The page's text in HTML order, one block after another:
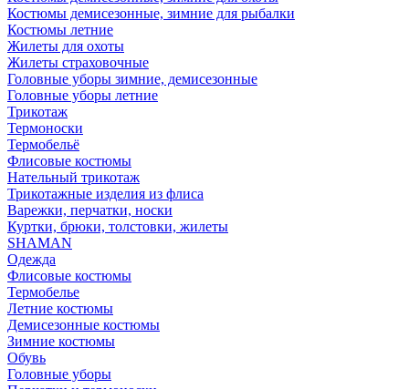
Костюмы демисезонные, зимние для рыбалки
Костюмы летние
Жилеты для охоты
Жилеты страховочные
Головные уборы зимние, демисезонные
Головные уборы летние
Трикотаж
Термоноски
Термобельё
Флисовые костюмы
Нательный трикотаж
Трикотажные изделия из флиса
Варежки, перчатки, носки
Куртки, брюки, толстовки, жилеты
SHAMAN
Одежда
Флисовые костюмы
Термобелье
Летние костюмы
Демисезонные костюмы
Зимние костюмы
Обувь
Головные уборы